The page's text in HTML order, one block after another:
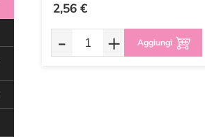
2,56 €
- + Aggiungi